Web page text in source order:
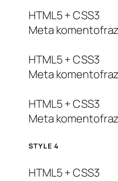
HTML5 + CSS3
Meta
HTML5 + CSS3
Meta
HTML5 + CSS3
Meta
STYLE 4
HTML5 + CSS3